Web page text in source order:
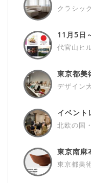
クラシッ
11月5日
代官山ヒ
東京都美
デザイン
イベント
話...
北欧の国
東京南麻
東京都美